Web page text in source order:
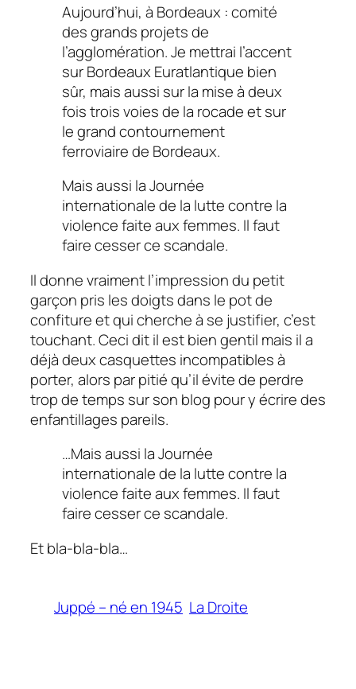
Aujourd’hui, à Bordeaux : comité
des grands projets de
l’agglomération. Je mettrai l’accent
sur Bordeaux Euratlantique bien
sûr, mais aussi sur la mise à deux
fois trois voies de la rocade et sur
le grand contournement
ferroviaire de Bordeaux.
Mais aussi la Journée
internationale de la lutte contre la
violence faite aux femmes. Il faut
faire cesser ce scandale.
Il donne vraiment l’impression du petit
garçon pris les doigts dans le pot de
confiture et qui cherche à se justifier, c’est
touchant. Ceci dit il est bien gentil mais il a
déjà deux casquettes incompatibles à
porter, alors par pitié qu’il évite de perdre
trop de temps sur son blog pour y écrire des
enfantillages pareils.
…Mais aussi la Journée
internationale de la lutte contre la
violence faite aux femmes. Il faut
faire cesser ce scandale.
Et bla-bla-bla…
Juppé – né en 1945 La Droite